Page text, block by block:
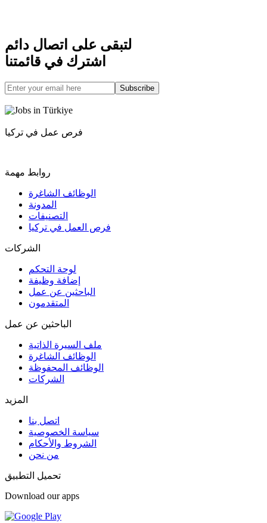
لتبقى على اتصال دائم
اشترك في قائمتنا
Subscribe
فرص عمل في تركيا
روابط مهمة
الوظائف الشاغرة
المدونة
التصنيفات
فرص العمل في تركيا
الشركات
لوحة التحكم
إضافة وظيفة
الباحثين عن عمل
المتقدمون
الباحثين عن عمل
ملف السيرة الذاتية
الوظائف الشاغرة
الوظائف المحفوظة
الشركات
المزيد
اتصل بنا
سياسة الخصوصية
الشروط والأحكام
من نحن
تحميل التطبيق
Download our apps